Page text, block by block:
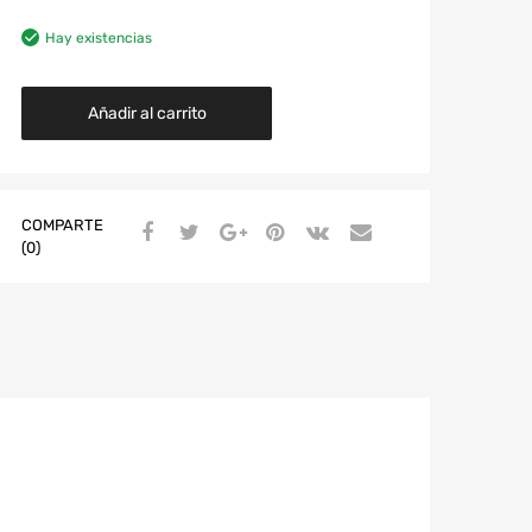
Hay existencias
Añadir al carrito
COMPARTE
(0)